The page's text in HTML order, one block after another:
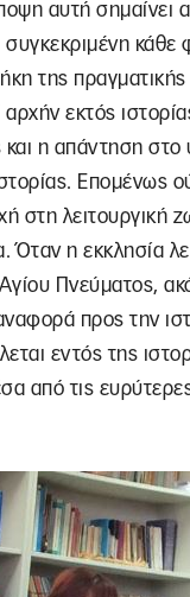
αυτή σημαίνει
κάθε
της
εκτός
η απάντηση στο
Επομένως
στη λειτουργική
Όταν η εκκλησία
Πνεύματος,
προς την
εντός της
από τις